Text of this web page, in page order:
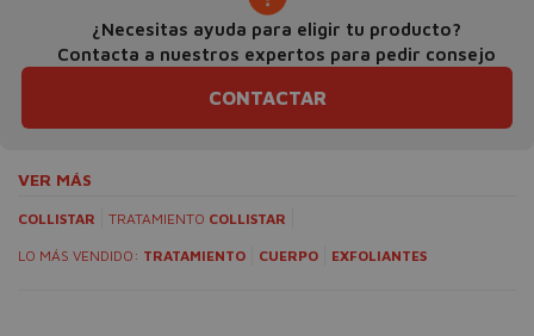
¿Necesitas ayuda para eligir tu producto?
Contacta a nuestros expertos para pedir consejo
CONTACTAR
VER MÁS
COLLISTAR TRATAMIENTO COLLISTAR
LO MÁS VENDIDO: TRATAMIENTO CUERPO EXFOLIANTES